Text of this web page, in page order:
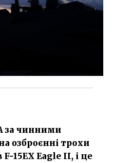
за чинними
озброєнні трохи
F-15EX Eagle II​, і це